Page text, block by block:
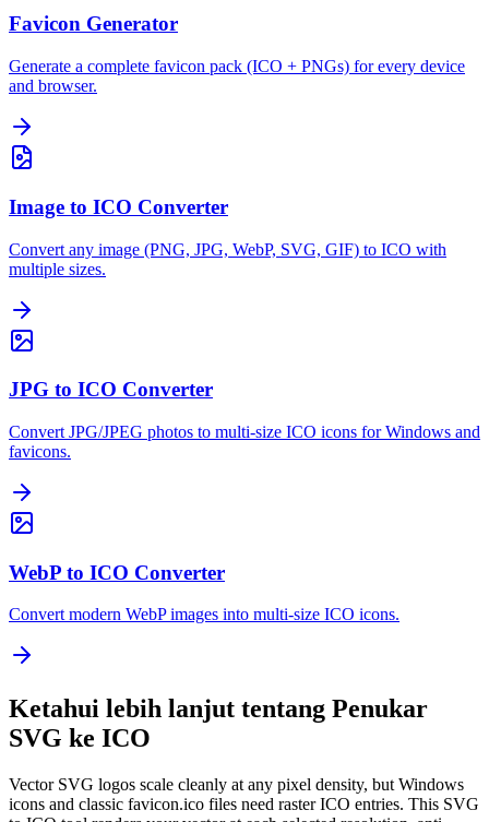
Favicon Generator
Generate a complete favicon pack (ICO + PNGs) for every device
and browser.
Image to ICO Converter
Convert any image (PNG, JPG, WebP, SVG, GIF) to ICO with
multiple sizes.
JPG to ICO Converter
Convert JPG/JPEG photos to multi-size ICO icons for Windows and
favicons.
WebP to ICO Converter
Convert modern WebP images into multi-size ICO icons.
Ketahui lebih lanjut tentang Penukar
SVG ke ICO
Vector SVG logos scale cleanly at any pixel density, but Windows
icons and classic favicon.ico files need raster ICO entries. This SVG